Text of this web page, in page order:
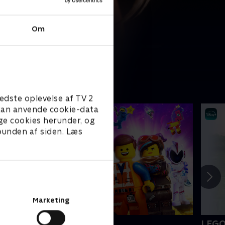
Om
oplevelse af TV 2
anvende cookie-data
cookies herunder, og
af siden. Læs
Marketing